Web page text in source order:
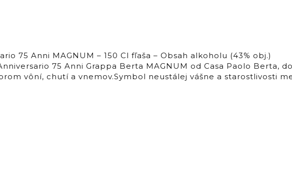
75 Anni MAGNUM – 150 Cl fľaša – Obsah alkoholu (43% obj.)
75 Anni Grappa Berta MAGNUM od Casa Paolo Berta,
vôní, chutí a vnemov.Symbol neustálej vášne a starostlivosti